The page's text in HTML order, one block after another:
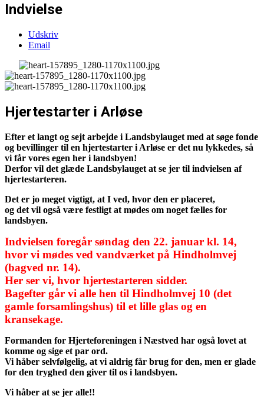
Indvielse
Udskriv
Email
Hjertestarter i Arløse
Efter et langt og sejt arbejde i Landsbylauget med at søge fonde
og bevillinger til en hjertestarter i Arløse er det nu lykkedes, så
vi får vores egen her i landsbyen!
Derfor vil det glæde Landsbylauget at se jer til indvielsen af
hjertestarteren.
Det er jo meget vigtigt, at I ved, hvor den er placeret,
og det vil også være festligt at mødes om noget fælles for
landsbyen.
Indvielsen foregår søndag den 22. januar kl. 14,
hvor vi mødes ved vandværket på Hindholmvej
(bagved nr. 14).
Her ser vi, hvor hjertestarteren sidder.
Bagefter går vi alle hen til Hindholmvej 10 (det
gamle forsamlingshus) til et lille glas og en
kransekage.
Formanden for Hjerteforeningen i Næstved har også lovet at
komme og sige et par ord.
Vi håber selvfølgelig, at vi aldrig får brug for den, men er glade
for den tryghed den giver til os i landsbyen.
Vi håber at se jer alle!!